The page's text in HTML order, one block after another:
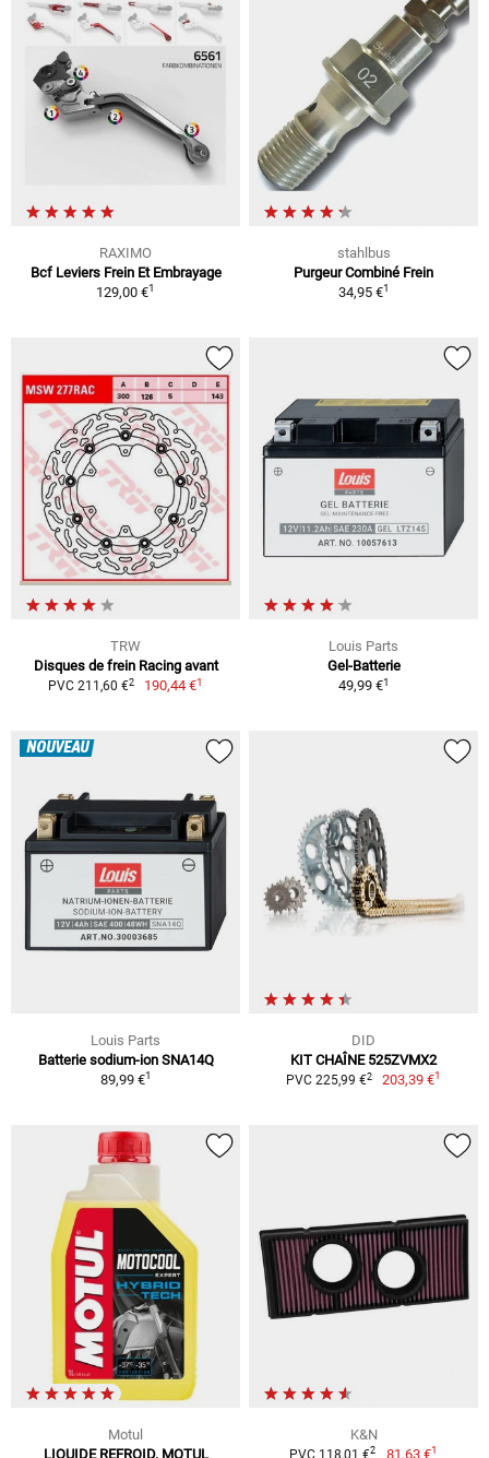
RAXIMO
Bcf Leviers Frein Et Embrayage
129,00 €1
stahlbus
Purgeur Combiné Frein
34,95 €1
TRW
Disques de frein Racing avant
PVC 211,60 €2 190,44 €1
Louis Parts
Gel-Batterie
49,99 €1
NOUVEAU
Louis Parts
Batterie sodium-ion SNA14Q
89,99 €1
DID
KIT CHAÎNE 525ZVMX2
PVC 225,99 €2 203,39 €1
Motul
LIQUIDE REFROID. MOTUL
K&N
PVC 118,01 €2 81,63 €1